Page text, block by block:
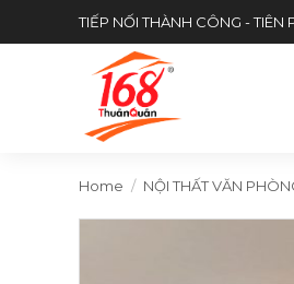
to
TIẾP NỐI THÀNH CÔNG - TIÊN
Home / NỘI THẤT VĂN